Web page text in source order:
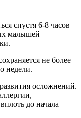
спустя 6-8 часов
малышей
не более
недели.
осложнений.
до начала